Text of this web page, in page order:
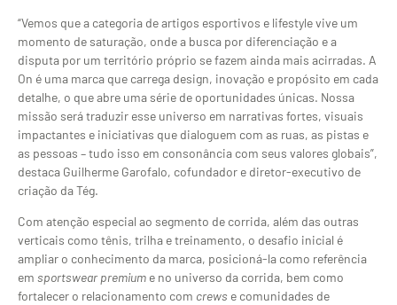
“Vemos que a categoria de artigos esportivos e lifestyle vive um
momento de saturação, onde a busca por diferenciação e a
disputa por um território próprio se fazem ainda mais acirradas. A
On é uma marca que carrega design, inovação e propósito em cada
detalhe, o que abre uma série de oportunidades únicas. Nossa
missão será traduzir esse universo em narrativas fortes, visuais
impactantes e iniciativas que dialoguem com as ruas, as pistas e
as pessoas – tudo isso em consonância com seus valores globais”,
destaca Guilherme Garofalo, cofundador e diretor-executivo de
criação da Tég.
Com atenção especial ao segmento de corrida, além das outras
verticais como tênis, trilha e treinamento, o desafio inicial é
ampliar o conhecimento da marca, posicioná-la como referência
em sportswear premium e no universo da corrida, bem como
fortalecer o relacionamento com crews e comunidades de